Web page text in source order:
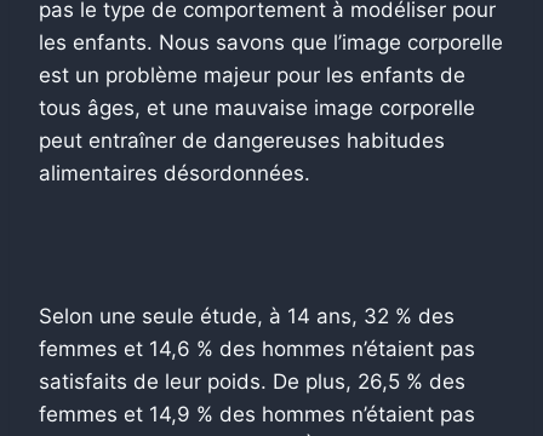
pas le type de comportement à modéliser pour
les enfants. Nous savons que l’image corporelle
est un problème majeur pour les enfants de
tous âges, et une mauvaise image corporelle
peut entraîner de dangereuses habitudes
alimentaires désordonnées.
Selon une seule étude, à 14 ans, 32 % des
femmes et 14,6 % des hommes n’étaient pas
satisfaits de leur poids. De plus, 26,5 % des
femmes et 14,9 % des hommes n’étaient pas